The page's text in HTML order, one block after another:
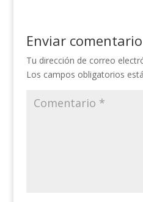
Enviar comentario
Tu dirección de correo
Los campos obligatorios